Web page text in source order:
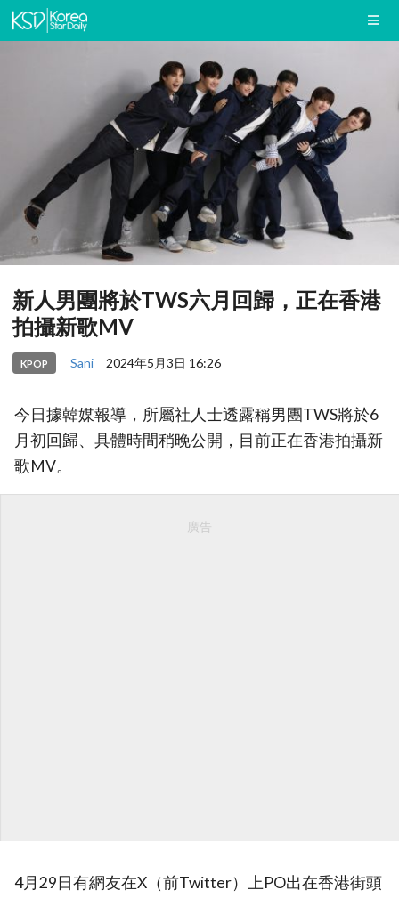
新人男團將於TWS六月回歸，正在香港
拍攝新歌MV
KPOP Sani 2024年5月3日 16:26
今日據韓媒報導，所屬社人士透露稱男團TWS將於6
月初回歸、具體時間稍晚公開，目前正在香港拍攝新
歌MV。
廣告
4月29日有網友在X（前Twitter）上PO出在香港街頭